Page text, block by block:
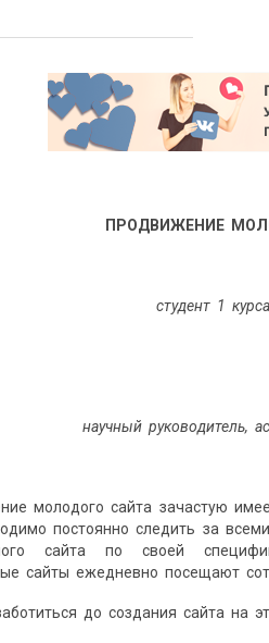
ПРОДВИЖЕНИЕ
студент 1
научный руководитель,
молодого сайта зачастую
постоянно следить за
сайта по своей
сайты ежедневно посещают
до создания сайта на